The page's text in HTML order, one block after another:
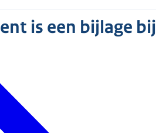
is een bijlage bij